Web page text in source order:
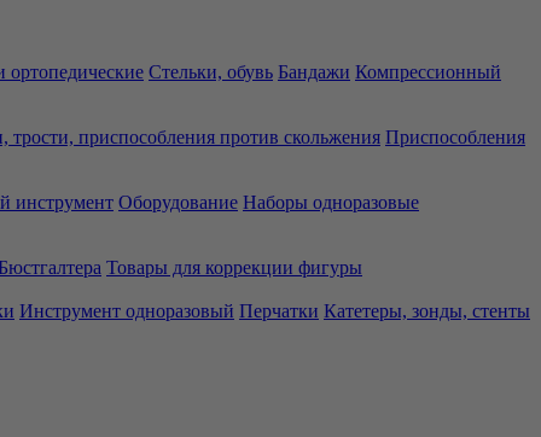
ортопедические Стельки, обувь Бандажи Компрессионный
трости, приспособления против скольжения Приспособления
инструмент Оборудование Наборы одноразовые
Бюстгалтера Товары для коррекции фигуры
Инструмент одноразовый Перчатки Катетеры, зонды, стенты